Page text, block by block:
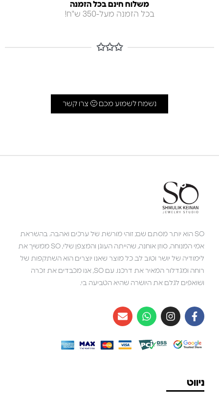
משלוח חינם בכל הזמנה
בכל הזמנה מעל-350 ש"ח!
✩✩✩
נשמח לשמוע מכם 🙂 צרו קשר
SO הוא יותר מסתם שם; זוהי מורשת של ערכים ואהבה. בהשראת
אמי המנוחה, סוזן אוחנה, שהייתה העוגן והמצפן שלי, SO ממשיך את
לימודיה של יושר וטוב לב. כל מוצר שאנו יוצרים הוא השתקפות של
רוחה ומגדלור המאיר את דרכנו. עם SO, אנו מכבדים את זכרה
ושואפים לגלם את היושרה שהיא הטביעה בי.
ניווט